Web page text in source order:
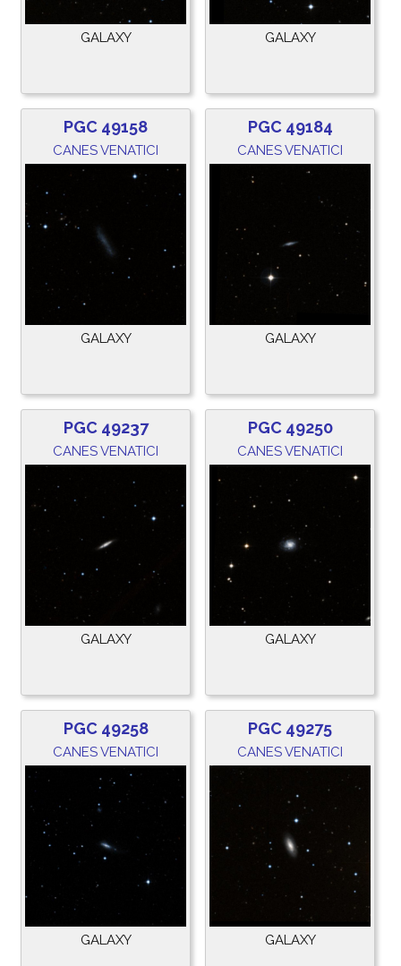
GALAXY GALAXY
PGC 49158
CANES VENATICI
GALAXY
PGC 49184
CANES VENATICI
GALAXY
PGC 49237
CANES VENATICI
GALAXY
PGC 49250
CANES VENATICI
GALAXY
PGC 49258
CANES VENATICI
GALAXY
PGC 49275
CANES VENATICI
GALAXY